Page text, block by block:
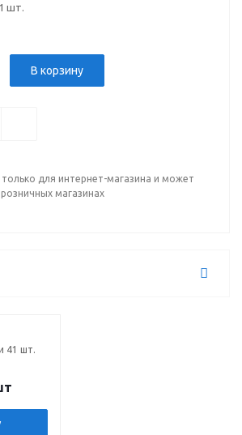
шт.
В корзину
для интернет-магазина и может
магазинах
41 шт.